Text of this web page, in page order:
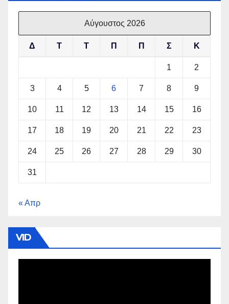
Αύγουστος 2026
Δ Τ Τ Π Π Σ Κ
1 2
3 4 5 6 7 8 9
10 11 12 13 14 15 16
17 18 19 20 21 22 23
24 25 26 27 28 29 30
31
« Απρ
VID